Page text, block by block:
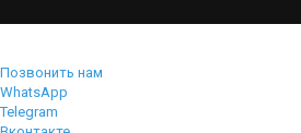
Позвонить нам
WhatsApp
Telegram